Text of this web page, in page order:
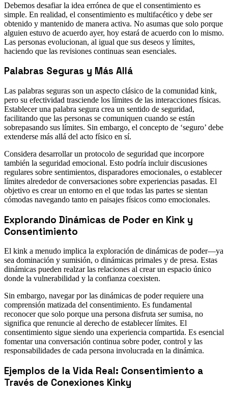
Debemos desafiar la idea errónea de que el consentimiento es
simple. En realidad, el consentimiento es multifacético y debe ser
obtenido y mantenido de manera activa. No asumas que solo porque
alguien estuvo de acuerdo ayer, hoy estará de acuerdo con lo mismo.
Las personas evolucionan, al igual que sus deseos y límites,
haciendo que las revisiones continuas sean esenciales.
Palabras Seguras y Más Allá
Las palabras seguras son un aspecto clásico de la comunidad kink,
pero su efectividad trasciende los límites de las interacciones físicas.
Establecer una palabra segura crea un sentido de seguridad,
facilitando que las personas se comuniquen cuando se están
sobrepasando sus límites. Sin embargo, el concepto de ‘seguro’ debe
extenderse más allá del acto físico en sí.
Considera desarrollar un protocolo de seguridad que incorpore
también la seguridad emocional. Esto podría incluir discusiones
regulares sobre sentimientos, disparadores emocionales, o establecer
límites alrededor de conversaciones sobre experiencias pasadas. El
objetivo es crear un entorno en el que todas las partes se sientan
cómodas navegando tanto en paisajes físicos como emocionales.
Explorando Dinámicas de Poder en Kink y
Consentimiento
El kink a menudo implica la exploración de dinámicas de poder—ya
sea dominación y sumisión, o dinámicas primales y de presa. Estas
dinámicas pueden realzar las relaciones al crear un espacio único
donde la vulnerabilidad y la confianza coexisten.
Sin embargo, navegar por las dinámicas de poder requiere una
comprensión matizada del consentimiento. Es fundamental
reconocer que solo porque una persona disfruta ser sumisa, no
significa que renuncie al derecho de establecer límites. El
consentimiento sigue siendo una experiencia compartida. Es esencial
fomentar una conversación continua sobre poder, control y las
responsabilidades de cada persona involucrada en la dinámica.
Ejemplos de la Vida Real: Consentimiento a
Través de Conexiones Kinky